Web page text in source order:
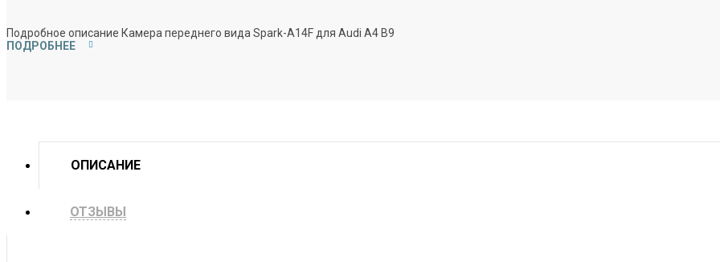
Подробное описание Камера переднего вида Spark-A14F для Audi A4 B9
ПОДРОБНЕЕ
ОПИСАНИЕ
ОТЗЫВЫ